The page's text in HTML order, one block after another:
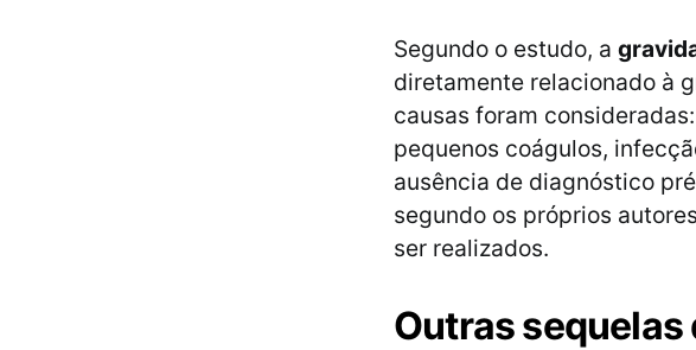
Segundo o estudo, a
diretamente relacionado à
causas foram
pequenos coágulos,
ausência de diagnóstico
segundo os próprios
ser realizados.
Outras sequelas